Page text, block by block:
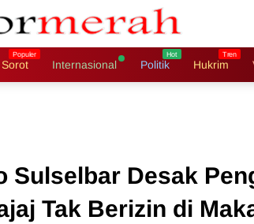
Sorot Internasional Politik Hukrim
Sulselbar Desak
Tak Berizin di